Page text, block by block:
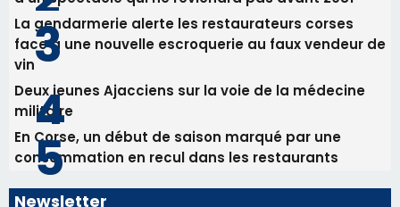
La gendarmerie alerte les restaurateurs corses
face à une nouvelle escroquerie au faux vendeur de
vin
Deux jeunes Ajacciens sur la voie de la médecine
militaire
En Corse, un début de saison marqué par une
consommation en recul dans les restaurants
Newsletter